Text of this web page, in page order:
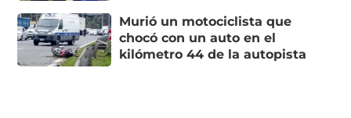
Murió un motociclista que
chocó con un auto en el
kilómetro 44 de la autopista